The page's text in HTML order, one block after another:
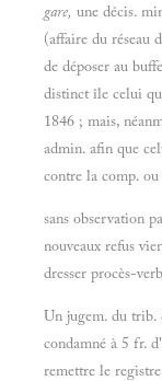
gare, une décis.
(affaire du réseau
de déposer au
distinct île celui
1846 ; mais,
admin. afin que
contre la comp. ou
sans observation
nouveaux refus
dresser procès-
Un jugem. du trib.
condamné à 5 fr.
remettre le